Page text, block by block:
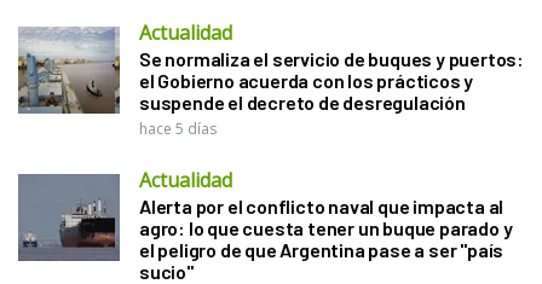
Actualidad
Se normaliza el servicio de buques y puertos:
el Gobierno acuerda con los prácticos y
suspende el decreto de desregulación
hace 5 días
Actualidad
Alerta por el conflicto naval que impacta al
agro: lo que cuesta tener un buque parado y
el peligro de que Argentina pase a ser "país
sucio"